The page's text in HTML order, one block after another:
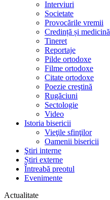
Interviuri
Societate
Provocările vremii
Credință și medicină
Tineret
Reportaje
Pilde ortodoxe
Filme ortodoxe
Citate ortodoxe
Poezie creştină
Rugăciuni
Sectologie
Video
Istoria bisericii
Vieţile sfinţilor
Oamenii bisericii
Ştiri interne
Știri externe
Întreabă preotul
Evenimente
Actualitate